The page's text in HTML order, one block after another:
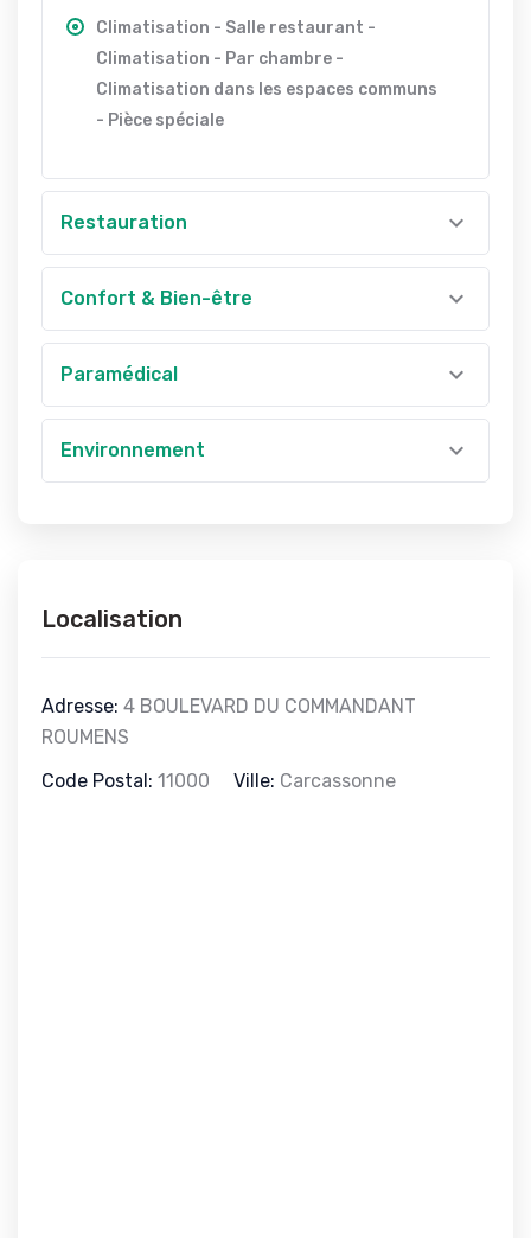
Climatisation - Salle restaurant -
Climatisation - Par chambre -
Climatisation dans les espaces communs
- Pièce spéciale
Restauration
Confort & Bien-être
Paramédical
Environnement
Localisation
Adresse: 4 BOULEVARD DU COMMANDANT
ROUMENS
Code Postal: 11000 Ville: Carcassonne